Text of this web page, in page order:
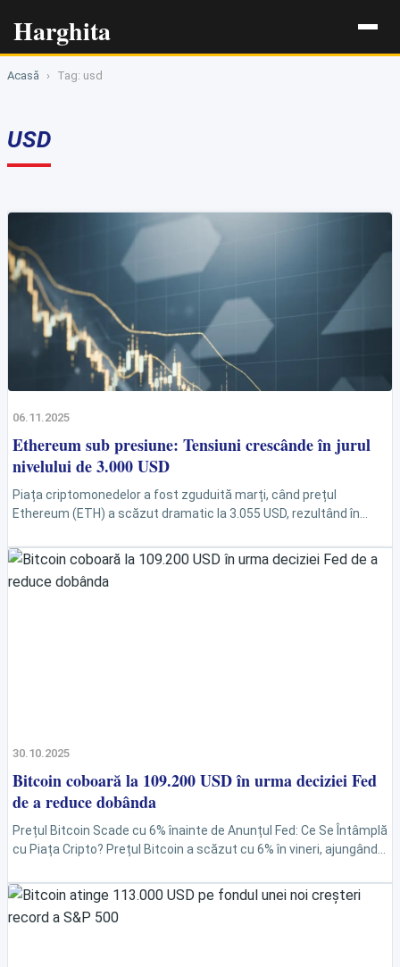
Harghita
Acasă › Tag: usd
USD
06.11.2025
Ethereum sub presiune: Tensiuni crescânde în jurul
nivelului de 3.000 USD
Piața criptomonedelor a fost zguduită marți, când prețul
Ethereum (ETH) a scăzut dramatic la 3.055 USD, rezultând în
30.10.2025
Bitcoin coboară la 109.200 USD în urma deciziei Fed
de a reduce dobânda
Prețul Bitcoin Scade cu 6% înainte de Anunțul Fed: Ce Se Întâmplă
cu Piața Cripto? Prețul Bitcoin a scăzut cu 6% în vineri, ajungând